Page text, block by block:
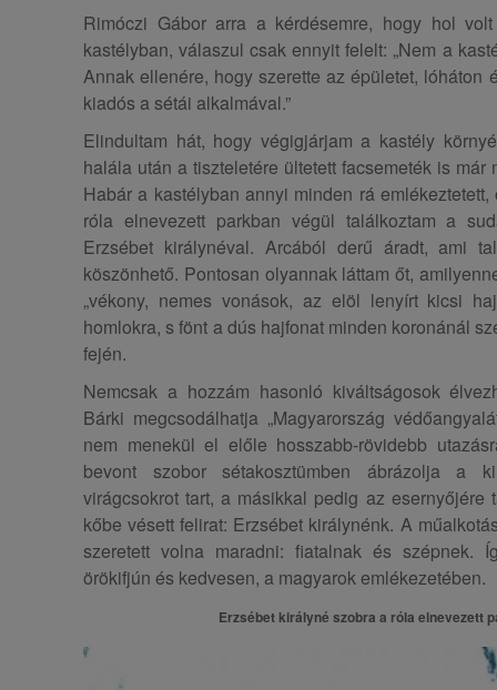
Rimóczi Gábor arra a kérdésemre, hogy hol
kastélyban, válaszul csak ennyit felelt: „Nem a
Annak ellenére, hogy szerette az épületet, lóháton
kiadós a sétái alkalmával.”
Elindultam hát, hogy végigjárjam a kastély
halála után a tiszteletére ültetett facsemeték is már
Habár a kastélyban annyi minden rá
róla elnevezett parkban végül találkoztam a
Erzsébet királynéval. Arcából derű áradt, ami
köszönhető. Pontosan olyannak láttam őt,
„vékony, nemes vonások, az elöl lenyírt kicsi
homlokra, s fönt a dús hajfonat minden koronánál
fején.
Nemcsak a hozzám hasonló kiváltságosok
Bárki megcsodálhatja „Magyarország
nem menekül el előle hosszabb-rövidebb
bevont szobor sétakosztümben ábrázolja a
virágcsokrot tart, a másikkal pedig az esernyőjére
kőbe vésett felirat: Erzsébet királynénk. A
szeretett volna maradni: fiatalnak és szépnek.
örökifjún és kedvesen, a magyarok emlékezetében.
Erzsébet királyné szobra a róla elnevezett